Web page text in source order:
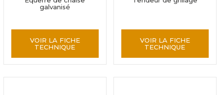
galvanisé
VOIR LA FICHE
TECHNIQUE
VOIR LA FICHE
TECHNIQUE